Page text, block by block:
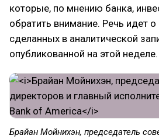
которые, по мнению банка,
обратить внимание. Речь идет
сделанных в аналитической
опубликованной на этой неделе.
Брайан Мойнихэн, председатель